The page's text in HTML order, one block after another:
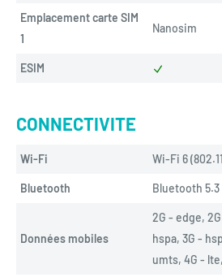
Emplacement carte SIM
1
Nanosim
ESIM
CONNECTIVITE
Wi-Fi Wi-Fi 6
Bluetooth Bluetooth 5.3
Données mobiles
2G - edge,
hspa, 3G -
umts, 4G -